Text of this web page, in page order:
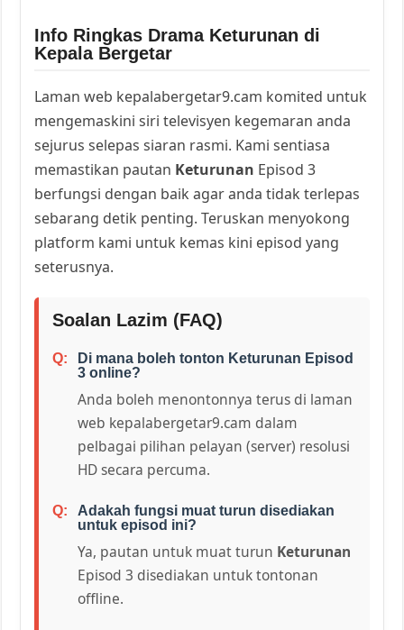
Info Ringkas Drama Keturunan di
Kepala Bergetar
Laman web kepalabergetar9.cam komited untuk
mengemaskini siri televisyen kegemaran anda
sejurus selepas siaran rasmi. Kami sentiasa
memastikan pautan Keturunan Episod 3
berfungsi dengan baik agar anda tidak terlepas
sebarang detik penting. Teruskan menyokong
platform kami untuk kemas kini episod yang
seterusnya.
Soalan Lazim (FAQ)
Di mana boleh tonton Keturunan Episod
3 online?
Anda boleh menontonnya terus di laman
web kepalabergetar9.cam dalam
pelbagai pilihan pelayan (server) resolusi
HD secara percuma.
Adakah fungsi muat turun disediakan
untuk episod ini?
Ya, pautan untuk muat turun Keturunan
Episod 3 disediakan untuk tontonan
offline.